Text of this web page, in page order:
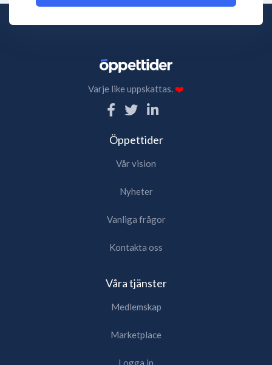
Varje like uppskattas.❤️
Öppettider
Vår vision
Nyheter
Vanliga frågor
Kontakta oss
Våra tjänster
Medlemskap
Marketplace
Logga in